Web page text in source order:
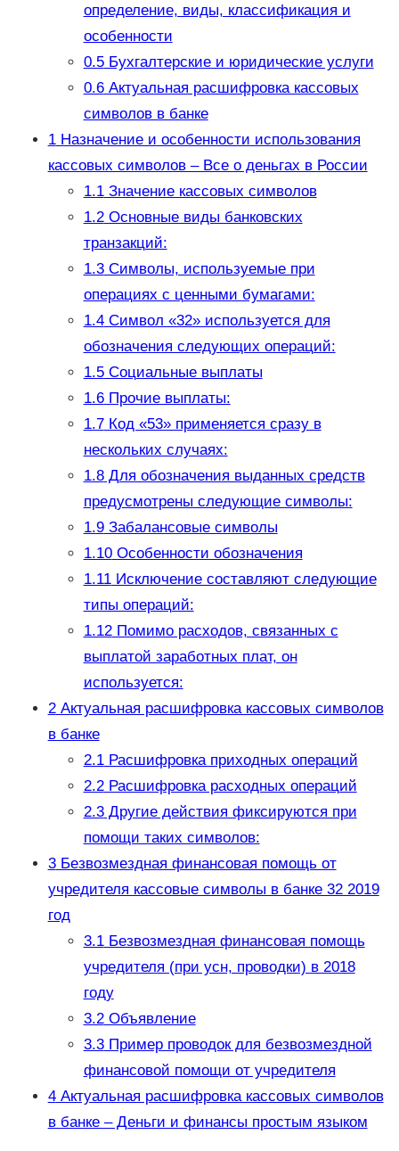
определение, виды, классификация и
особенности
0.5Бухгалтерские и юридические услуги
0.6Актуальная расшифровка кассовых
символов в банке
1Назначение и особенности использования
кассовых символов – Все о деньгах в России
1.1Значение кассовых символов
1.2Основные виды банковских
транзакций:
1.3Символы, используемые при
операциях с ценными бумагами:
1.4Символ «32» используется для
обозначения следующих операций:
1.5Социальные выплаты
1.6Прочие выплаты:
1.7Код «53» применяется сразу в
нескольких случаях:
1.8Для обозначения выданных средств
предусмотрены следующие символы:
1.9Забалансовые символы
1.10Особенности обозначения
1.11Исключение составляют следующие
типы операций:
1.12Помимо расходов, связанных с
выплатой заработных плат, он
используется:
2Актуальная расшифровка кассовых символов
в банке
2.1Расшифровка приходных операций
2.2Расшифровка расходных операций
2.3Другие действия фиксируются при
помощи таких символов:
3Безвозмездная финансовая помощь от
учредителя кассовые символы в банке 32 2019
год
3.1Безвозмездная финансовая помощь
учредителя (при усн, проводки) в 2018
году
3.2Объявление
3.3Пример проводок для безвозмездной
финансовой помощи от учредителя
4Актуальная расшифровка кассовых символов
в банке – Деньги и финансы простым языком